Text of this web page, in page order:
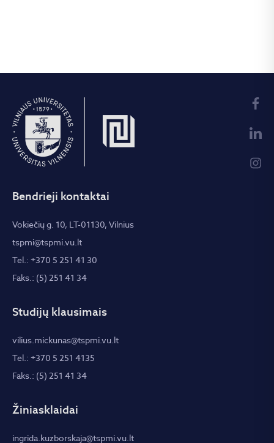
Bendrieji kontaktai
Vokiečių g. 10, LT-01130, Vilnius
tspmi@tspmi.vu.lt
Tel.: +370 5 251 41 30
Faks.: (5) 251 41 34
Studijų klausimais
vilius.mickunas@tspmi.vu.lt
Tel.: +370 5 251 4135
Faks.: (5) 251 41 34
Žiniasklaidai
ingrida.kuzborskaja@tspmi.vu.lt